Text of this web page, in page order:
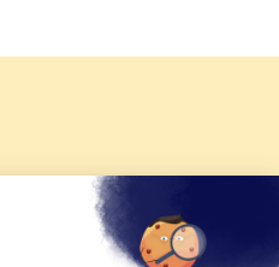
d'été 2026 de KTO